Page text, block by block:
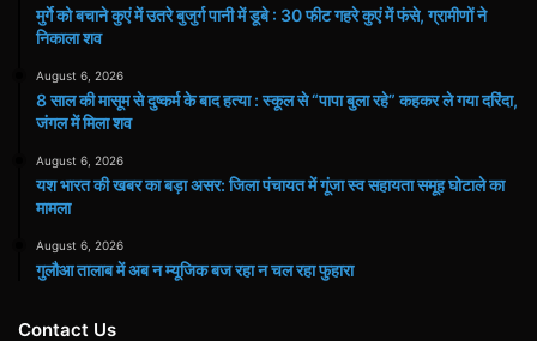
मुर्गे को बचाने कुएं में उतरे बुजुर्ग पानी में डूबे : 30 फीट गहरे कुएं में फंसे, ग्रामीणों ने
निकाला शव
August 6, 2026
8 साल की मासूम से दुष्कर्म के बाद हत्या : स्कूल से “पापा बुला रहे” कहकर ले गया दरिंदा,
जंगल में मिला शव
August 6, 2026
यश भारत की खबर का बड़ा असर: जिला पंचायत में गूंजा स्व सहायता समूह घोटाले का
मामला
August 6, 2026
गुलौआ तालाब में अब न म्यूजिक बज रहा न चल रहा फुहारा
Contact Us